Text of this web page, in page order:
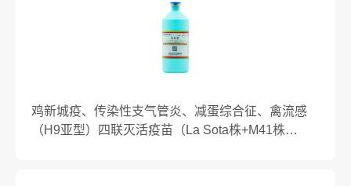
鸡新城疫、传染性支气管炎、减蛋综合征、禽流感
（H9亚型）四联灭活疫苗（La Sota株+M41株